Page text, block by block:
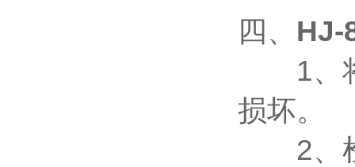
四、 HJ-
1、将
损坏。
2、检